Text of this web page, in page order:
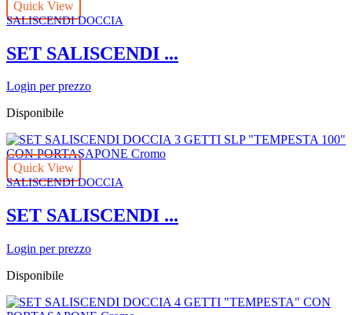
Quick View
SALISCENDI DOCCIA
SET SALISCENDI ...
Login per prezzo
Disponibile
Quick View
SALISCENDI DOCCIA
SET SALISCENDI ...
Login per prezzo
Disponibile